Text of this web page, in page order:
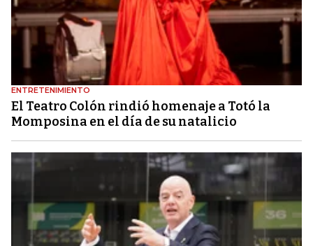
ENTRETENIMIENTO
El Teatro Colón rindió homenaje a Totó la
Momposina en el día de su natalicio